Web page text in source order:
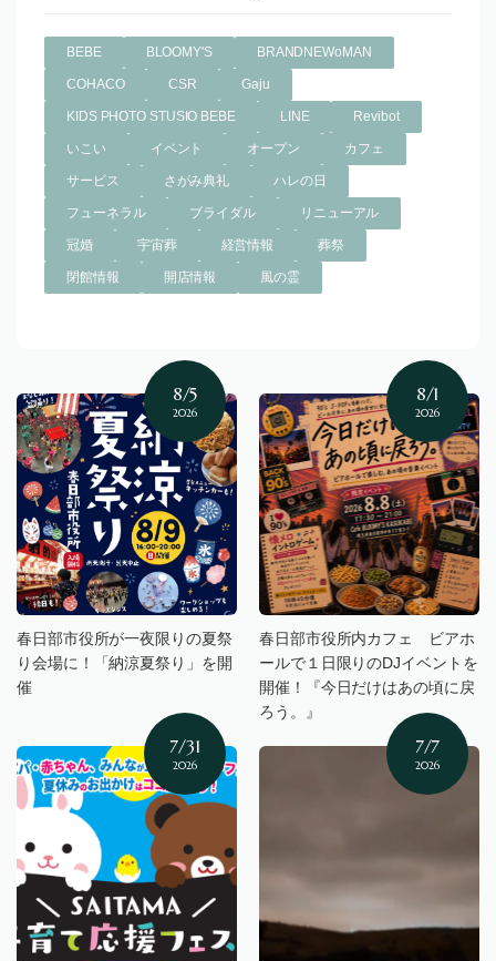
BEBE BLOOMY'S BRANDNEWoMAN
COHACO CSR Gaju
KIDS PHOTO STUSIO BEBE LINE Revibot
いこい イベント オープン カフェ
サービス さがみ典礼 ハレの日
フューネラル ブライダル リニューアル
冠婚 宇宙葬 経営情報 葬祭
閉館情報 開店情報 風の霊
8/5
2026
春日部市役所が一夜限りの夏祭
り会場に！「納涼夏祭り」を開
催
8/1
2026
春日部市役所内カフェ ビアホ
ールで１日限りのDJイベントを
開催！『今日だけはあの頃に戻
ろう。』
7/31
2026
7/7
2026